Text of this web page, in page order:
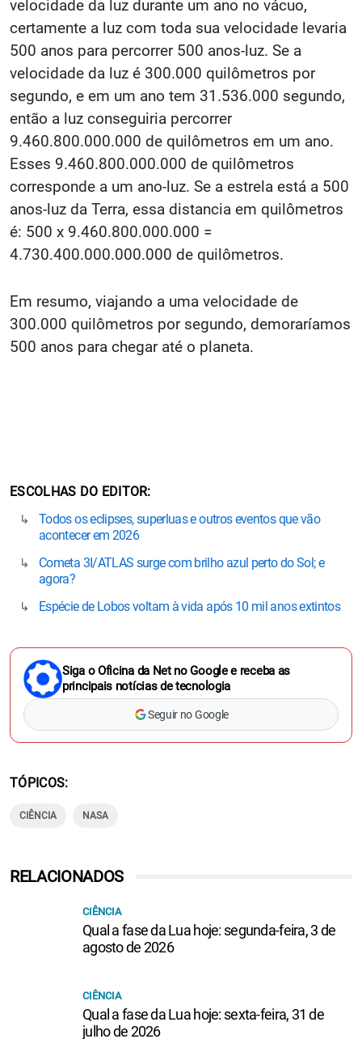
velocidade da luz durante um ano no vácuo,
certamente a luz com toda sua velocidade levaria
500 anos para percorrer 500 anos-luz. Se a
velocidade da luz é 300.000 quilômetros por
segundo, e em um ano tem 31.536.000 segundo,
então a luz conseguiria percorrer
9.460.800.000.000 de quilômetros em um ano.
Esses 9.460.800.000.000 de quilômetros
corresponde a um ano-luz. Se a estrela está a 500
anos-luz da Terra, essa distancia em quilômetros
é: 500 x 9.460.800.000.000 =
4.730.400.000.000.000 de quilômetros.
Em resumo, viajando a uma velocidade de
300.000 quilômetros por segundo, demoraríamos
500 anos para chegar até o planeta.
ESCOLHAS DO EDITOR
Todos os eclipses, superluas e outros eventos que vão
acontecer em 2026
Cometa 3I/ATLAS surge com brilho azul perto do Sol; e
agora?
Espécie de Lobos voltam à vida após 10 mil anos extintos
Siga o Oficina da Net no Google e receba as
principais notícias de tecnologia
Seguir no Google
TÓPICOS
CIÊNCIA NASA
RELACIONADOS
CIÊNCIA
Qual a fase da Lua hoje: segunda-feira, 3 de
agosto de 2026
CIÊNCIA
Qual a fase da Lua hoje: sexta-feira, 31 de
julho de 2026